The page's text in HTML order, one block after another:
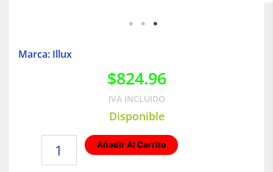
Marca: Illux
$824.96
IVA INCLUIDO
Disponible
Techo
Añadir Al Carrito